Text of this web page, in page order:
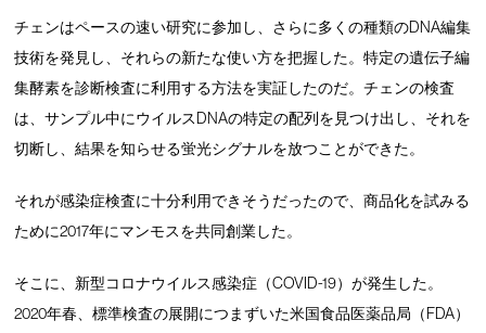
チェンはペースの速い研究に参加し、さらに多くの種類のDNA編集
技術を発見し、それらの新たな使い方を把握した。特定の遺伝子編
集酵素を診断検査に利用する方法を実証したのだ。チェンの検査
は、サンプル中にウイルスDNAの特定の配列を見つけ出し、それを
切断し、結果を知らせる蛍光シグナルを放つことができた。
それが感染症検査に十分利用できそうだったので、商品化を試みる
ために2017年にマンモスを共同創業した。
そこに、新型コロナウイルス感染症（COVID-19）が発生した。
2020年春、標準検査の展開につまずいた米国食品医薬品局（FDA）